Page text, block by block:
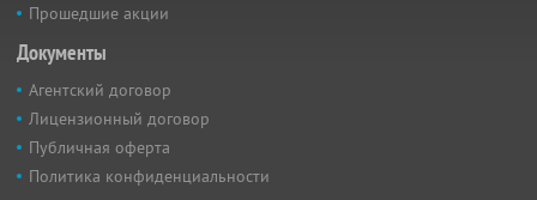
Прошедшие акции
Документы
Агентский договор
Лицензионный договор
Публичная оферта
Политика конфиденциальности